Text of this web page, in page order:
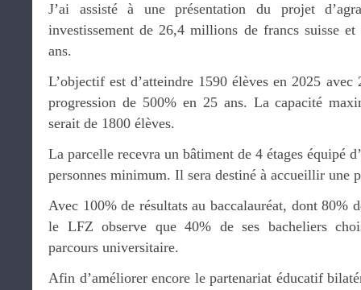
J’ai assisté à une présentation du projet
investissement de 26,4 millions de francs suisse
ans.
L’objectif est d’atteindre 1590 élèves en 2025 avec
progression de 500% en 25 ans. La capacité
serait de 1800 élèves.
La parcelle recevra un bâtiment de 4 étages équipé
personnes minimum. Il sera destiné à accueillir une
Avec 100% de résultats au baccalauréat, dont 80%
le LFZ observe que 40% de ses bacheliers
parcours universitaire.
Afin d’améliorer encore le partenariat éducatif